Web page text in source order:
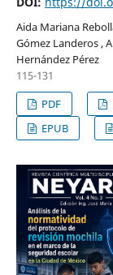
Aida Mariana
Gómez Landeros ,
Hernández Pérez
115-131
PDF
EPUB